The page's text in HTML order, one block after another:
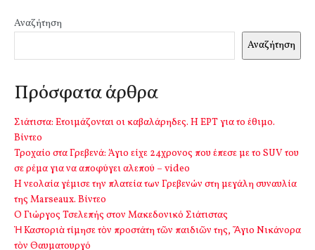
Αναζήτηση
Αναζήτηση
Πρόσφατα άρθρα
Σιάτιστα: Ετοιμάζονται οι καβαλάρηδες. Η ΕΡΤ για το έθιμο.
Βίντεο
Τροχαίο στα Γρεβενά: Άγιο είχε 24χρονος που έπεσε με το SUV του
σε ρέμα για να αποφύγει αλεπού – video
Η νεολαία γέμισε την πλατεία των Γρεβενών στη μεγάλη συναυλία
της Marseaux. Βίντεο
Ο Γιώργος Τσελεπής στον Μακεδονικό Σιάτιστας
Ἡ Καστοριὰ τίμησε τὸν προστάτη τῶν παιδιῶν της, Ἅγιο Νικάνορα
τὸν Θαυματουργό